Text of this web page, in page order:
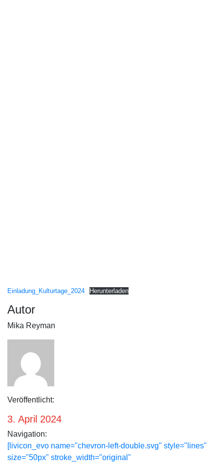
Einladung_Kulturtage_2024 Herunterladen
Autor
Mika Reyman
Veröffentlicht:
3. April 2024
Navigation:
[livicon_evo name="chevron-left-double.svg" style="lines"
size="50px" stroke_width="original"